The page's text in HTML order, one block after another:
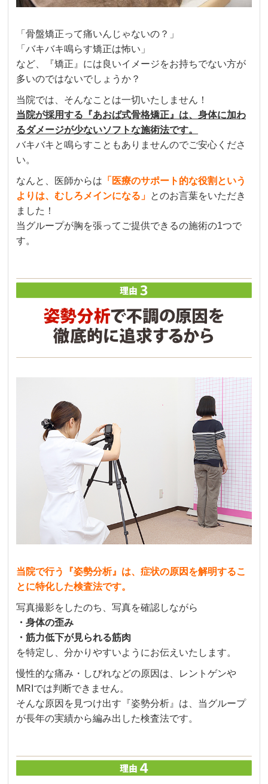
「骨盤矯正って痛いんじゃないの？」
「バキバキ鳴らす矯正は怖い」
など、『矯正』には良いイメージをお持ちでない方が
多いのではないでしょうか？
当院では、そんなことは一切いたしません！
当院が採用する『あおば式骨格矯正』は、身体に加わ
るダメージが少ないソフトな施術法です。
バキバキと鳴らすこともありませんのでご安心くださ
い。
なんと、医師からは 「医療のサポート的な役割という
よりは、むしろメインになる」 とのお言葉をいただき
ました！
当グループが胸を張ってご提供できるの施術の1つで
す。
当院で行う『姿勢分析』は、症状の原因を解明するこ
とに特化した検査法です。
写真撮影をしたのち、写真を確認しながら
・身体の歪み
・筋力低下が見られる筋肉
を特定し、分かりやすいようにお伝えいたします。
慢性的な痛み・しびれなどの原因は、レントゲンや
MRIでは判断できません。
そんな原因を見つけ出す『姿勢分析』は、当グループ
が長年の実績から編み出した検査法です。